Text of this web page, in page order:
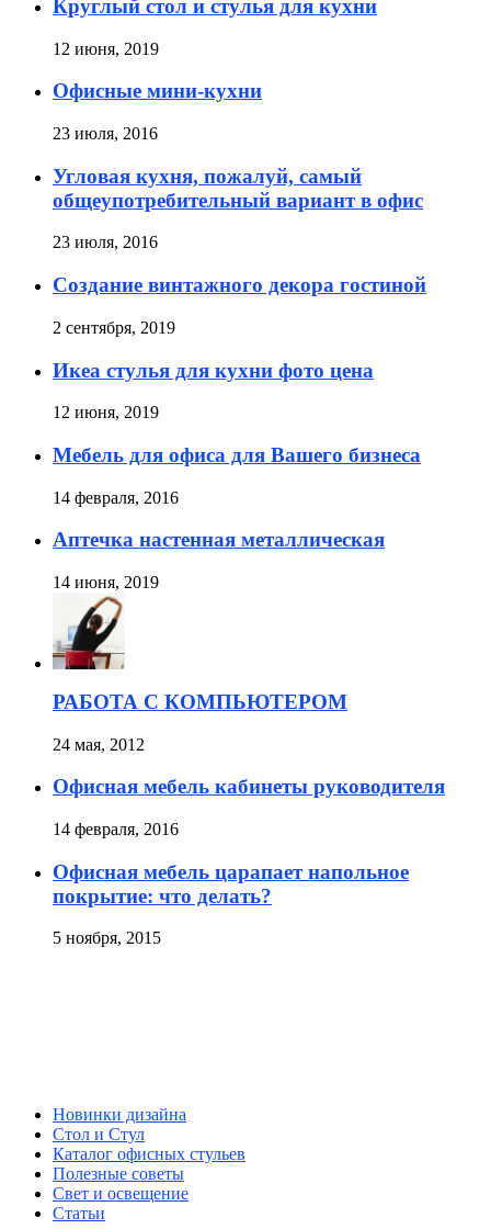
Круглый стол и стулья для кухни
12 июня, 2019
Офисные мини-кухни
23 июля, 2016
Угловая кухня, пожалуй, самый
общеупотребительный вариант в офис
23 июля, 2016
Создание винтажного декора гостиной
2 сентября, 2019
Икеа стулья для кухни фото цена
12 июня, 2019
Мебель для офиса для Вашего бизнеса
14 февраля, 2016
Аптечка настенная металлическая
14 июня, 2019
РАБОТА С КОМПЬЮТЕРОМ
24 мая, 2012
Офисная мебель кабинеты руководителя
14 февраля, 2016
Офисная мебель царапает напольное
покрытие: что делать?
5 ноября, 2015
Новинки дизайна
Стол и Стул
Каталог офисных стульев
Полезные советы
Свет и освещение
Статьи